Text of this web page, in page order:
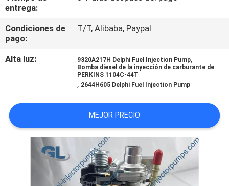
FÁBRICA
CONTROL
DE
SOLICITAR
UNA
CITA
entrega:
Condiciones de
pago:
T/T, Alibaba, Paypal
Alta luz: 9320A217H Delphi Fuel Injection Pump,
Bomba diesel de la inyección de carburante de
PERKINS 1104C-44T
, 2644H605 Delphi Fuel Injection Pump
MEJOR PRECIO